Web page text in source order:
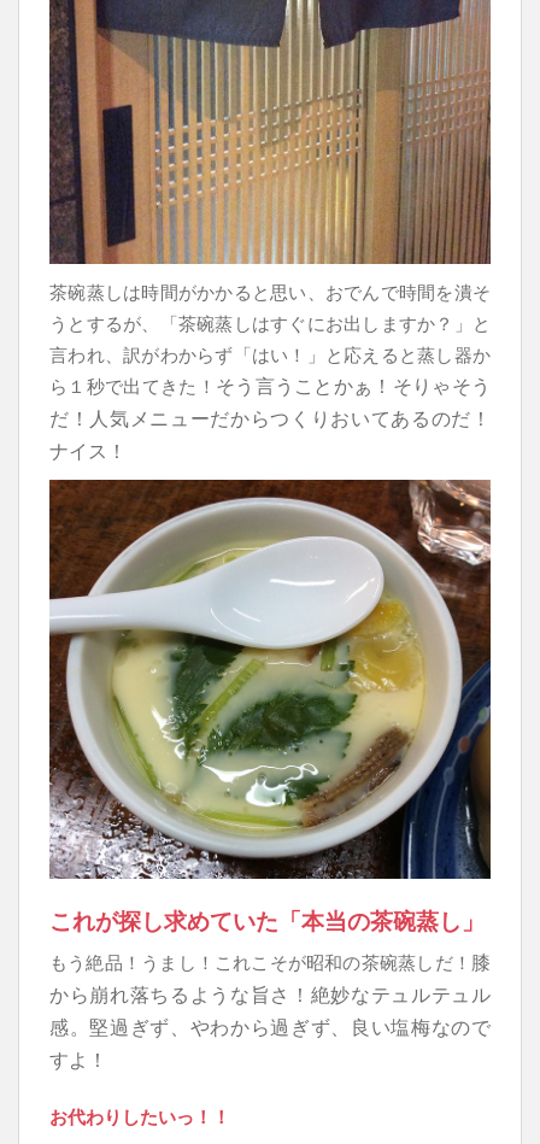
茶碗蒸しは時間がかかると思い、おでんで時間を潰そ
うとするが、
「茶碗蒸しはすぐにお出しますか？」と
言われ、訳がわからず「はい！」と応えると蒸し器か
ら１秒で出てきた！ そう言うことかぁ！そりゃそう
だ！ 人気メニューだからつくりおいてあるのだ！
ナイス！
これが探し求めていた「本当の茶碗蒸し」
もう絶品！うまし！これこそが昭和の茶碗蒸しだ！ 膝
から崩れ落ちるような旨さ！ 絶妙なテュルテュル
感。堅過ぎず、やわから過ぎず、良い塩梅なので
すよ！
お代わりしたいっ！！